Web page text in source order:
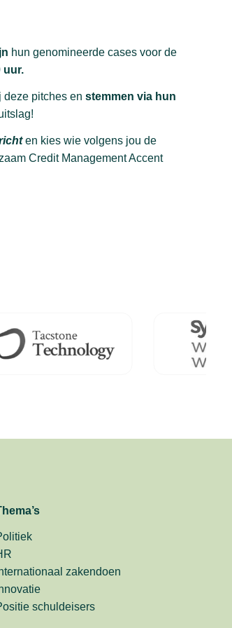
hun genomineerde cases voor de
uur.
deze pitches en stemmen via hun
en kies wie volgens jou de
Credit Management Accent
zakendoen
schuldeisers